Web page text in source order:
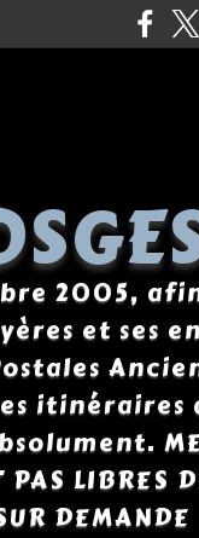
2005,
et ses
itinéraires
PAS LIBRES
DEMANDE